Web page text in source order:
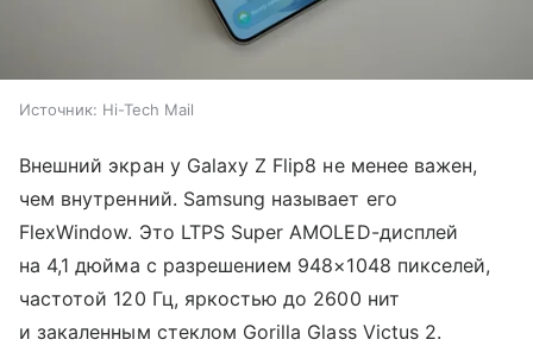
Источник: Hi-Tech Mail
Внешний экран у Galaxy Z Flip8 не менее важен,
чем внутренний. Samsung называет его
FlexWindow. Это LTPS Super AMOLED-дисплей
на 4,1 дюйма с разрешением 948×1048 пикселей,
частотой 120 Гц, яркостью до 2600 нит
и закаленным стеклом Gorilla Glass Victus 2.